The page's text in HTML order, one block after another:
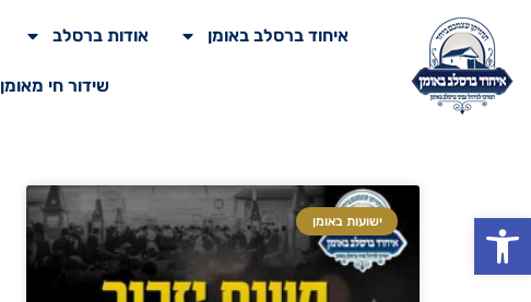
פתח סרגל נגישות
איחוד ברסלב באומן אודות ברסלב
שידור חי מאומן
ישועות באומן